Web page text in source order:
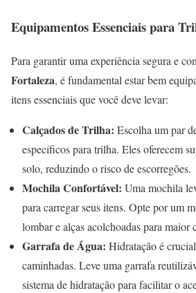
Equipamentos Essenciais para
Para garantir uma experiência segura e
Fortaleza, é fundamental estar bem
itens essenciais que você deve levar:
Calçados de Trilha: Escolha um par
específicos para trilha. Eles oferecem
solo, reduzindo o risco de escorregões.
Mochila Confortável: Uma mochila
para carregar seus itens. Opte por um
lombar e alças acolchoadas para maior
Garrafa de Água: Hidratação é
caminhadas. Leve uma garrafa
sistema de hidratação para facilitar o